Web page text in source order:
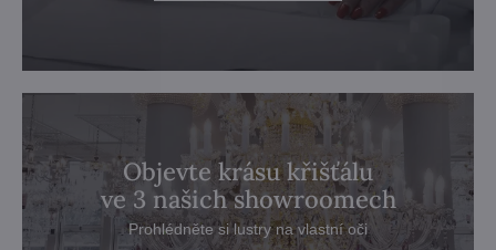
Objevte krásu křišťálu
ve 3 našich showroomech
Prohlédněte si lustry na vlastní oči